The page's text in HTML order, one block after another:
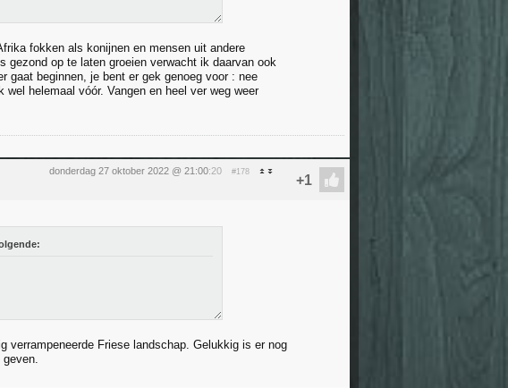
fokken als konijnen en mensen uit andere
gezond op te laten groeien verwacht ik daarvan ook
gaat beginnen, je bent er gek genoeg voor : nee
helemaal vóór. Vangen en heel ver weg weer
donderdag 27 oktober 2022 @ 21:00:20 #178
verrampeneerde Friese landschap. Gelukkig is er nog